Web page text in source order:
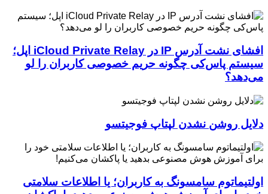
افشای نشت آدرس IP در iCloud Private Relay اپل؛
سیستم پاس‌کی چگونه حریم خصوصی کاربران را لو
می‌دهد؟
دلایل روشن نشدن لپتاپ فوجیتسو
اولتیماتوم سامسونگ به کاربران؛ یا اطلاعات سلامتی